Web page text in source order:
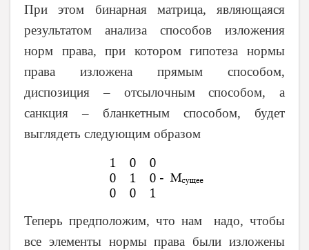
При этом бинарная матрица, являющаяся
результатом анализа способов изложения
норм права, при котором гипотеза нормы
права изложена прямым способом,
диспозиция – отсылочным способом, а
санкция – бланкетным способом, будет
выглядеть следующим образом
Теперь предположим, что нам надо, чтобы
все элементы нормы права были изложены